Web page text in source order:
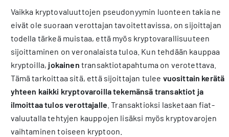
Vaikka kryptovaluuttojen pseudonyymin luonteen takia ne
eivät ole suoraan verottajan tavoitettavissa, on sijoittajan
todella tärkeä muistaa, että myös kryptovarallisuuteen
sijoittaminen on veronalaista tuloa. Kun tehdään kauppaa
kryptoilla, jokainen transaktiotapahtuma on verotettava.
Tämä tarkoittaa sitä, että sijoittajan tulee vuosittain kerätä
yhteen kaikki kryptovaroilla tekemänsä transaktiot ja
ilmoittaa tulos verottajalle . Transaktioksi lasketaan fiat-
valuutalla tehtyjen kauppojen lisäksi myös kryptovarojen
vaihtaminen toiseen kryptoon.